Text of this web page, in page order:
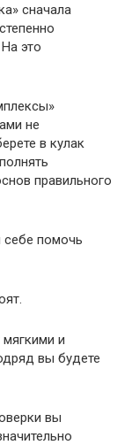
сначала
это
не
в кулак
правильного
помочь
и
вы будете
вы